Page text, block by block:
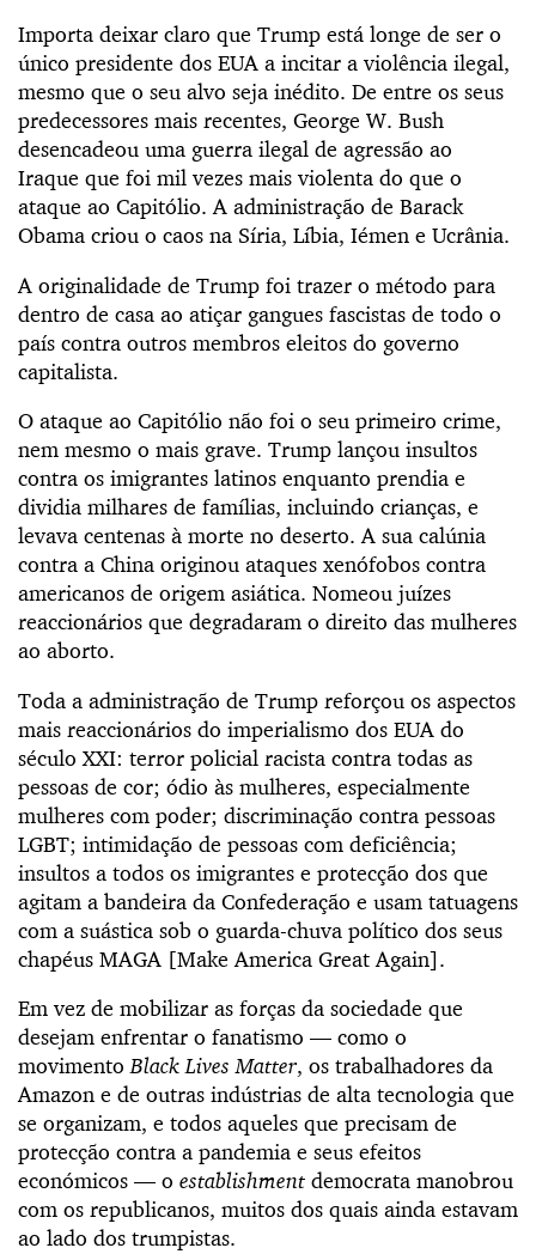
Importa deixar claro que Trump está longe de ser o
único presidente dos EUA a incitar a violência ilegal,
mesmo que o seu alvo seja inédito. De entre os seus
predecessores mais recentes, George W. Bush
desencadeou uma guerra ilegal de agressão ao
Iraque que foi mil vezes mais violenta do que o
ataque ao Capitólio. A administração de Barack
Obama criou o caos na Síria, Líbia, Iémen e Ucrânia.
A originalidade de Trump foi trazer o método para
dentro de casa ao atiçar gangues fascistas de todo o
país contra outros membros eleitos do governo
capitalista.
O ataque ao Capitólio não foi o seu primeiro crime,
nem mesmo o mais grave. Trump lançou insultos
contra os imigrantes latinos enquanto prendia e
dividia milhares de famílias, incluindo crianças, e
levava centenas à morte no deserto. A sua calúnia
contra a China originou ataques xenófobos contra
americanos de origem asiática. Nomeou juízes
reaccionários que degradaram o direito das mulheres
ao aborto.
Toda a administração de Trump reforçou os aspectos
mais reaccionários do imperialismo dos EUA do
século XXI: terror policial racista contra todas as
pessoas de cor; ódio às mulheres, especialmente
mulheres com poder; discriminação contra pessoas
LGBT; intimidação de pessoas com deficiência;
insultos a todos os imigrantes e protecção dos que
agitam a bandeira da Confederação e usam tatuagens
com a suástica sob o guarda-chuva político dos seus
chapéus MAGA [Make America Great Again].
Em vez de mobilizar as forças da sociedade que
desejam enfrentar o fanatismo — como o
movimentoBlack Lives Matter, os trabalhadores da
Amazon e de outras indústrias de alta tecnologia que
se organizam, e todos aqueles que precisam de
protecção contra a pandemia e seus efeitos
económicos — o establishment democrata manobrou
com os republicanos, muitos dos quais ainda estavam
ao lado dos trumpistas.